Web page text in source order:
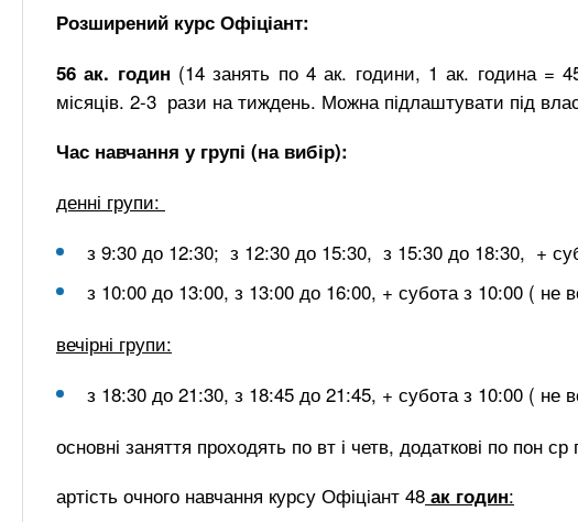
Розширений курс Офіціант:
56 ак. годин (14 занять по 4 ак. години, 1 ак. година =
місяців. 2-3 рази на тиждень. Можна підлаштувати під
Час навчання у групі (на вибір):
денні групи:
з 9:30 до 12:30; з 12:30 до 15:30, з 15:30 до 18:30, +
з 10:00 до 13:00, з 13:00 до 16:00, + субота з 10:00 ( не
вечірні групи:
з 18:30 до 21:30, з 18:45 до 21:45, + субота з 10:00 ( не
основні заняття проходять по вт і четв, додаткові по пон ср
артість очного навчання курсу Офіціант 48 ак годин: